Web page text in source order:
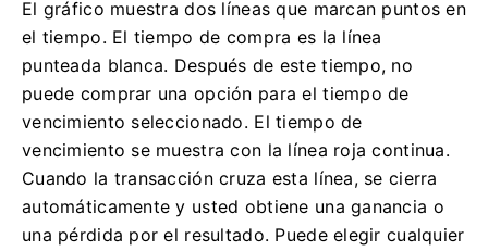
El gráfico muestra dos líneas que marcan puntos en
el tiempo. El tiempo de compra es la línea
punteada blanca. Después de este tiempo, no
puede comprar una opción para el tiempo de
vencimiento seleccionado. El tiempo de
vencimiento se muestra con la línea roja continua.
Cuando la transacción cruza esta línea, se cierra
automáticamente y usted obtiene una ganancia o
una pérdida por el resultado. Puede elegir cualquier